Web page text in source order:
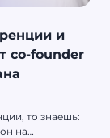
и
co-founder
то знаешь:
на